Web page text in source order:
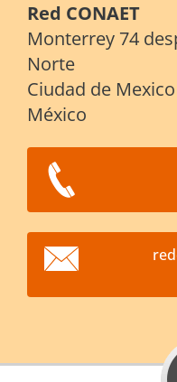
Red CONAET
Monterrey 74
Norte
Ciudad de
México